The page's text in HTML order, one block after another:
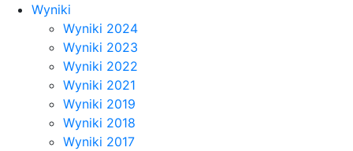
Wyniki
Wyniki 2024
Wyniki 2023
Wyniki 2022
Wyniki 2021
Wyniki 2019
Wyniki 2018
Wyniki 2017